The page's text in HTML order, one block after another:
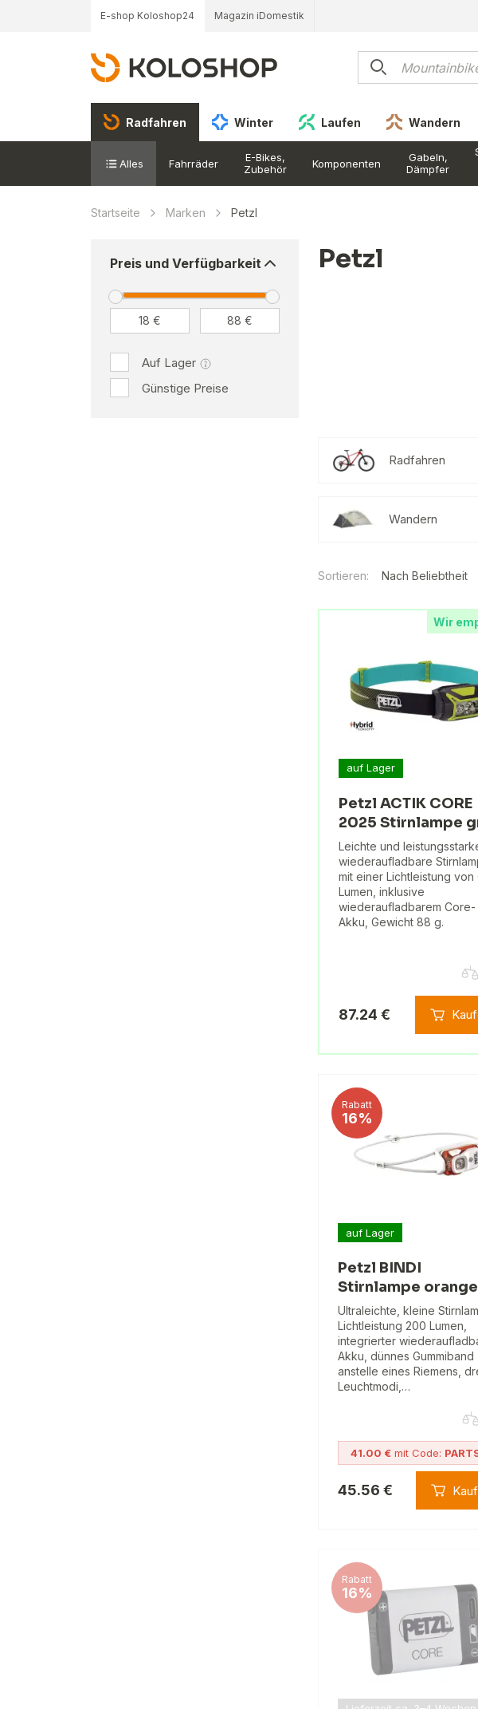
E-shop Koloshop24 Magazin iDomestik
Radfahren Winter Laufen Wandern
Alles Fahrräder
E-Bikes,
Zubehör
Komponenten
Gabeln,
Dämpfer
Startseite Marken Petzl
Preis und Verfügbarkeit
Auf Lager
Günstige Preise
Petzl
Radfahren
Wandern
Sortieren: Nach Beliebtheit
Wir
auf Lager
Petzl ACTIK CORE
2025 Stirnlampe
Leichte und
wiederaufladbare
mit einer Lichtleistung von
Lumen, inklusive
wiederaufladbarem Core-
Akku, Gewicht 88 g.
87.24 €
Rabatt
16%
auf Lager
Petzl BINDI
Stirnlampe orange
Ultraleichte, kleine
Lichtleistung 200 Lumen,
integrierter
Akku, dünnes Gummiband
anstelle eines Riemens,
Leuchtmodi,…
41.00 €mit Code:
45.56 €
Rabatt
16%